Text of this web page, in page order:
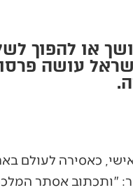
או להפוך
עושה
כאסירה לעולם
"ותכתוב אסתר